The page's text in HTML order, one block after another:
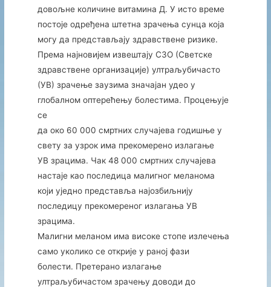
довољне количине витамина Д. У исто време
постоје одређена штетна зрачења сунца која
могу да представљају здрaвствене ризике.
Према најновијем извештају СЗО (Светске
здравствене организације) ултраљубичасто
(УВ) зрачење заузима значајан удео у
глобалном оптерећењу болестима. Процењује
се
да око 60 000 смртних случајева годишње у
свету за узрок има прекомерено излагање
УВ зрацима. Чак 48 000 смртних случајева
настаје као последица малигног меланома
који уједно представља најозбиљнију
последицу прекомереног излагања УВ
зрацима.
Малигни меланом има високе стопе излечења
само уколико се открије у раној фази
болести. Претерано излагање
ултраљубичастом зрачењу доводи до